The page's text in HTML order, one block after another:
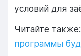
условий для
Читайте также:
программы